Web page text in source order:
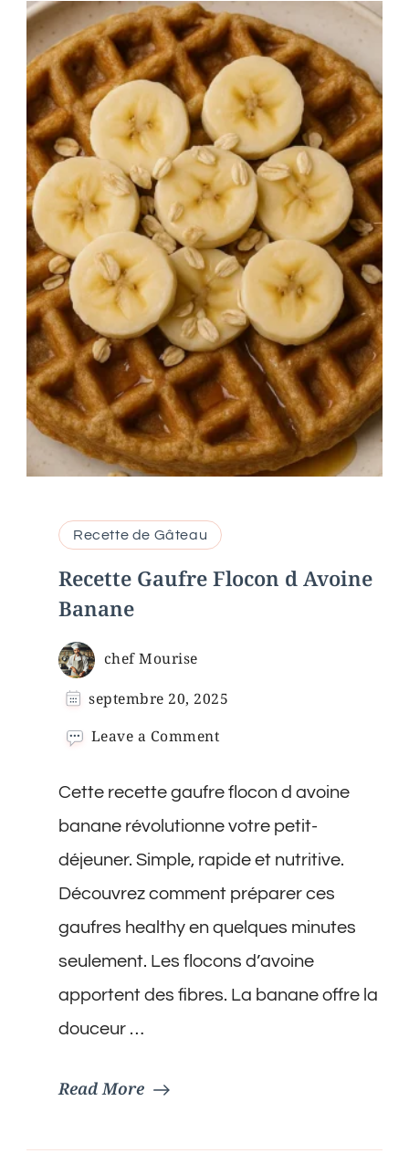
Recette de Gâteau
Recette Gaufre Flocon d Avoine
Banane
chef Mourise
septembre 20, 2025
Leave a Commenton
Flocon
d
Banane
Cette recette gaufre flocon d avoine
banane révolutionne votre petit-
déjeuner. Simple, rapide et nutritive.
Découvrez comment préparer ces
gaufres healthy en quelques minutes
seulement. Les flocons d’avoine
apportent des fibres. La banane offre la
douceur …
Read More